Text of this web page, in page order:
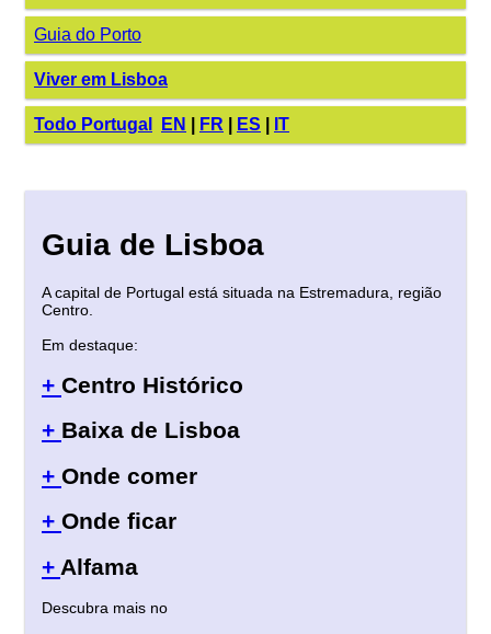
Guia do Porto
Viver em Lisboa
Todo Portugal EN FR ES IT
Guia de Lisboa
A capital de Portugal está situada na Estremadura, região
Centro.
Em destaque:
+ Centro Histórico
+ Baixa de Lisboa
+ Onde comer
+ Onde ficar
+ Alfama
Descubra mais no